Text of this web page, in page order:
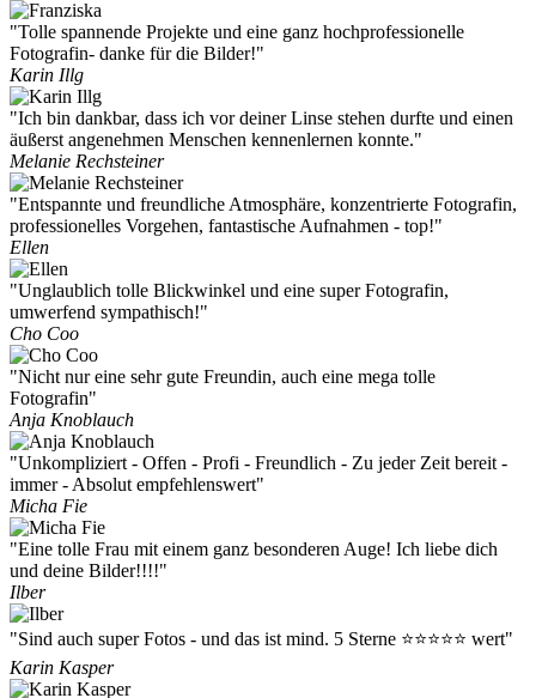
"Tolle spannende Projekte und eine ganz hochprofessionelle
Fotografin- danke für die Bilder!"
Karin Illg
"Ich bin dankbar, dass ich vor deiner Linse stehen durfte und einen
äußerst angenehmen Menschen kennenlernen konnte."
Melanie Rechsteiner
"Entspannte und freundliche Atmosphäre, konzentrierte Fotografin,
professionelles Vorgehen, fantastische Aufnahmen - top!"
Ellen
"Unglaublich tolle Blickwinkel und eine super Fotografin,
umwerfend sympathisch!"
Cho Coo
"Nicht nur eine sehr gute Freundin, auch eine mega tolle
Fotografin"
Anja Knoblauch
"Unkompliziert - Offen - Profi - Freundlich - Zu jeder Zeit bereit -
immer - Absolut empfehlenswert"
Micha Fie
"Eine tolle Frau mit einem ganz besonderen Auge! Ich liebe dich
und deine Bilder!!!!"
Ilber
"Sind auch super Fotos - und das ist mind. 5 Sterne ⭐️⭐️⭐️⭐️⭐️ wert"
Karin Kasper